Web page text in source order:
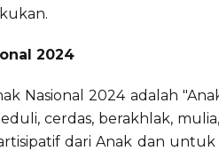
2024
Nasional 2024 adalah
cerdas, berakhlak,
dari Anak dan